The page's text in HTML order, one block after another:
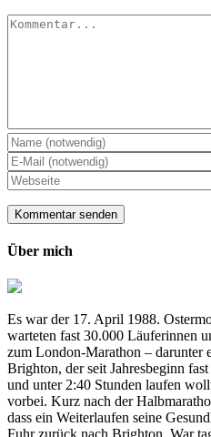
Kommentar
Über mich
Es war der 17. April 1988.
warteten fast 30.000 Läuferinnen
zum London-Marathon – darunter
Brighton, der seit Jahresbeginn
und unter 2:40 Stunden laufen
vorbei. Kurz nach der
dass ein Weiterlaufen seine